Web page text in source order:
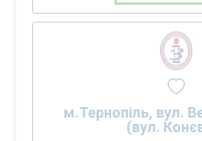
м.Тернопіль, вул.
(вул.